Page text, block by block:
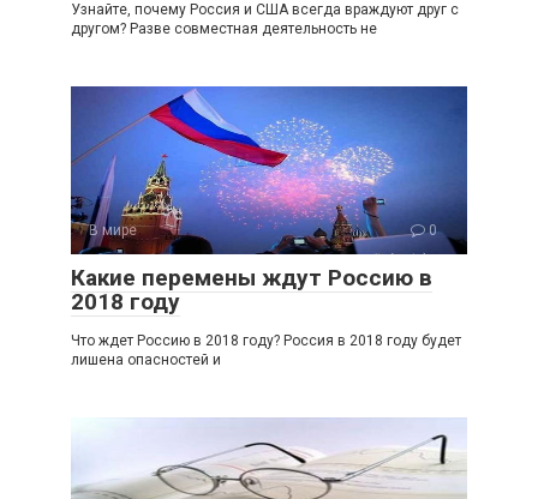
Узнайте, почему Россия и США всегда враждуют друг с
другом? Разве совместная деятельность не
В мире 0
Какие перемены ждут Россию в
2018 году
Что ждет Россию в 2018 году? Россия в 2018 году будет
лишена опасностей и